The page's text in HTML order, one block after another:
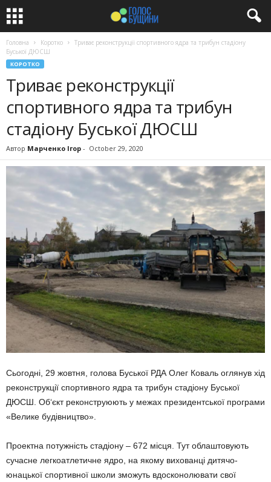
Головна Коротко
Триває реконструкції спортивного ядра та трибун стадіону
Буської ДЮСШ
КОРОТКО
Триває реконструкції
спортивного ядра та трибун
стадіону Буської ДЮСШ
Автор Марченко Ігор - October 29, 2020
Сьогодні, 29 жовтня, голова Буської РДА Олег Коваль оглянув хід
реконструкції спортивного ядра та трибун стадіону Буської
ДЮСШ. Об‘єкт реконструюють у межах президентської програми
«Велике будівництво».
Проектна потужність стадіону – 672 місця. Тут облаштовують
сучасне легкоатлетичне ядро, на якому вихованці дитячо-
юнацької спортивної школи зможуть вдосконолювати свої